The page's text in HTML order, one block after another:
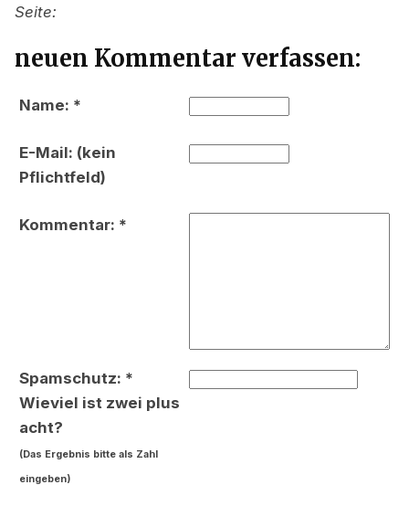
Seite:
neuen Kommentar verfassen:
Name: *
E-Mail: (kein
Pflichtfeld)
Kommentar: *
Spamschutz: *
Wieviel ist zwei plus
acht?
(Das Ergebnis bitte als Zahl
eingeben)